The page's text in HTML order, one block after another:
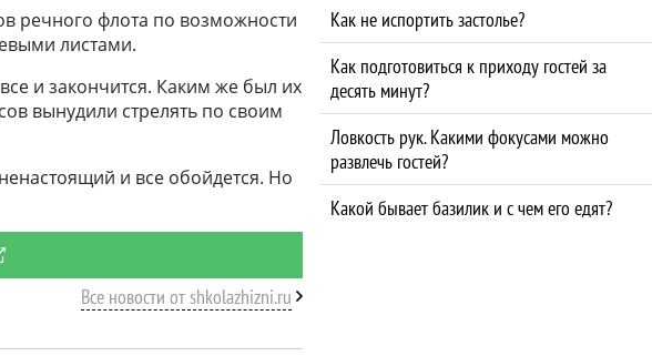
речного флота по возможности
листами.
и закончится. Каким же был их
вынудили стрелять по своим
и все обойдется. Но
Все новости от shkolazhizni.ru
Как не испортить застолье?
Как подготовиться к приходу гостей за
десять минут?
Ловкость рук. Какими фокусами можно
развлечь гостей?
Какой бывает базилик и с чем его едят?